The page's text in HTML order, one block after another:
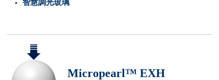
智慧調光玻璃
Micropearl™ EXH